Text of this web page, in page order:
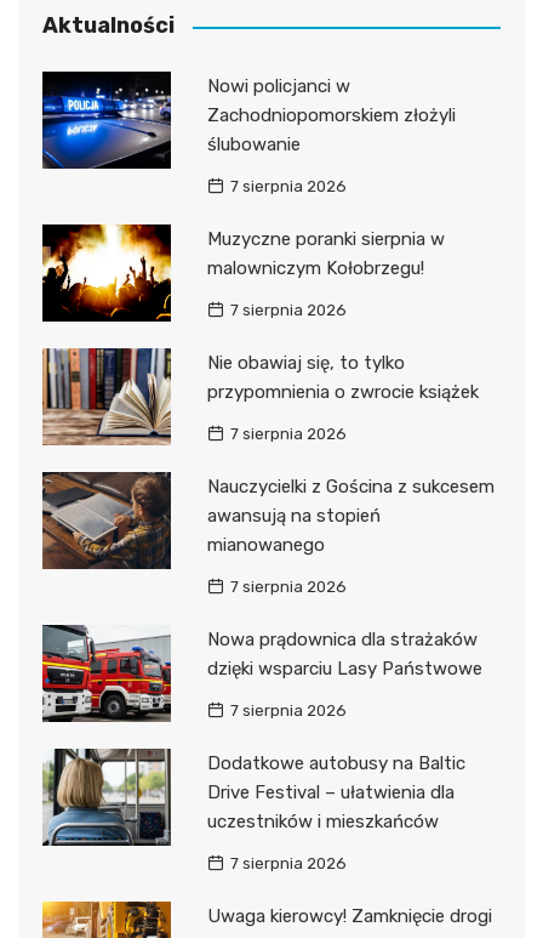
Aktualności
Nowi policjanci w
Zachodniopomorskiem złożyli
ślubowanie
7 sierpnia 2026
Muzyczne poranki sierpnia w
malowniczym Kołobrzegu!
7 sierpnia 2026
Nie obawiaj się, to tylko
przypomnienia o zwrocie książek
7 sierpnia 2026
Nauczycielki z Gościna z sukcesem
awansują na stopień
mianowanego
7 sierpnia 2026
Nowa prądownica dla strażaków
dzięki wsparciu Lasy Państwowe
7 sierpnia 2026
Dodatkowe autobusy na Baltic
Drive Festival – ułatwienia dla
uczestników i mieszkańców
7 sierpnia 2026
Uwaga kierowcy! Zamknięcie drogi